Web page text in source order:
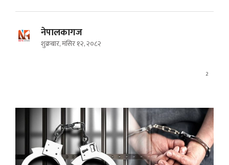
नेपालकागज
शुक्रबार, मंसिर १२, २०८२
2